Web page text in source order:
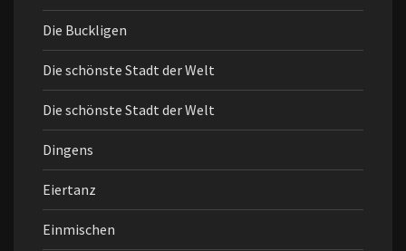
Die Buckligen
Die schönste Stadt der Welt
Die schönste Stadt der Welt
Dingens
Eiertanz
Einmischen